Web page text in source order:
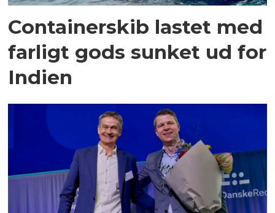
Containerskib lastet med
farligt gods sunket ud for
Indien